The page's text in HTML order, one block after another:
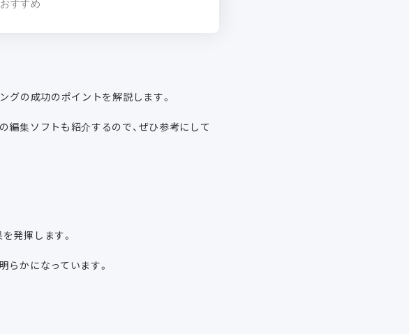
グの成功のポイントを解説します。
編集ソフトも紹介するので、ぜひ参考にして
発揮します。
らかになっています。